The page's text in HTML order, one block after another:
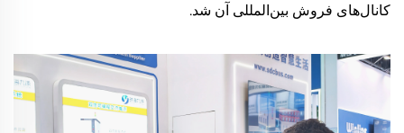
کانال‌های فروش بین‌المللی آن شد.